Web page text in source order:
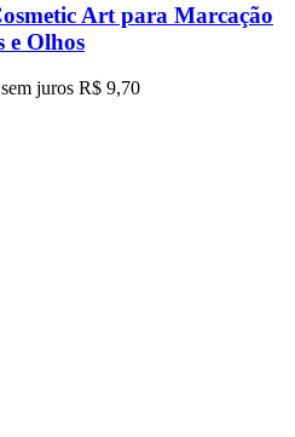
Art para Marcação
e Olhos
sem juros R$ 9,70